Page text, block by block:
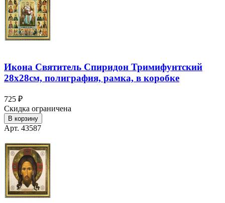
Икона Святитель Спиридон Тримифунтский
28х28см, полиграфия, рамка, в коробке
725 ₽
Скидка ограничена
В корзину
Арт. 43587